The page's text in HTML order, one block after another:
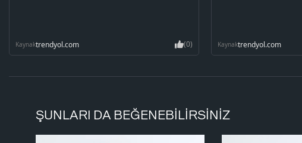
Kaynaktrendyol.com (0) Kaynaktrendyol.com
ŞUNLARI DA BEĞENEBILIRSINIZ